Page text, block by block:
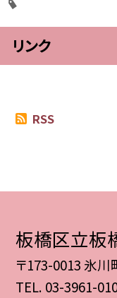
リンク
RSS
板橋区立板
〒173-0013 氷川
TEL. 03-3961-